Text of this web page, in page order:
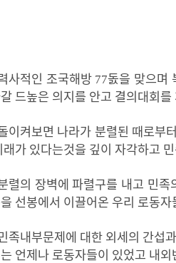
사적인 조국해방 77돐을 맞으며
드높은 의지를 안고 결의대회를
이켜보면 나라가 분렬된 때로부터
래가 있다는것을 깊이 자각하고
렬의 장벽에 파렬구를 내고 민족
선봉에서 이끌어온 우리 로동자
족내부문제에 대한 외세의 간섭과
언제나 로동자들이 있었고 내외